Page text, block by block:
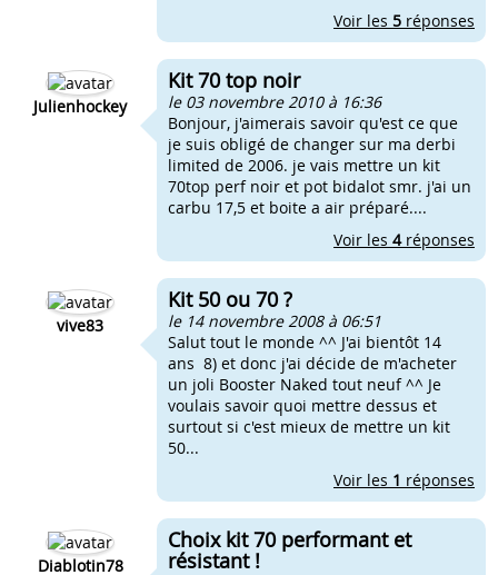
Voir les 5 réponses
Julienhockey
Kit 70 top noir
le 03 novembre 2010 à 16:36
Bonjour, j'aimerais savoir qu'est ce que
je suis obligé de changer sur ma derbi
limited de 2006. je vais mettre un kit
70top perf noir et pot bidalot smr. j'ai un
carbu 17,5 et boite a air préparé....
Voir les 4réponses
vive83
Kit 50 ou 70 ?
le 14 novembre 2008 à 06:51
Salut tout le monde ^^ J'ai bientôt 14
ans 8) et donc j'ai décide de m'acheter
un joli Booster Naked tout neuf ^^ Je
voulais savoir quoi mettre dessus et
surtout si c'est mieux de mettre un kit
50...
Voir les 1 réponses
Diablotin78
Choix kit 70 performant et
résistant !